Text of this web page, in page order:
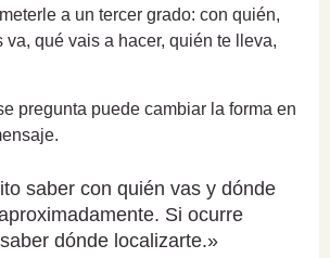
a un tercer grado: con quién,
va, qué vais a hacer, quién te lleva,
pregunta puede cambiar la forma en
saber con quién vas y dónde
Si ocurre
dónde localizarte.»